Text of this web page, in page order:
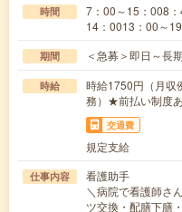
時間
7：00～15：008
14：0013：00～
期間 ＜急募＞即日～長
時給
時給1750円（月収
務）★前払い制度
交通費
規定支給
仕事内容
看護助手
＼病院で看護師さ
ツ交換・配膳下膳